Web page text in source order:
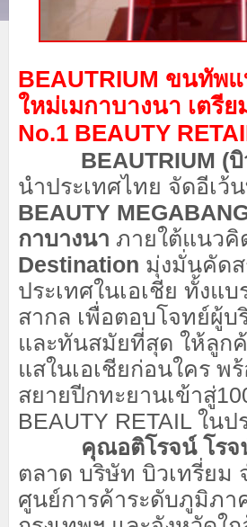
BEAUTRIUM ขนทัพ
ใหม่เมกาบางนา เตรี
No.1 BEAUTY
BEAUTRIUM (บิว
นำประเทศไทย จัดอีเว้
BEAUTY
กาบางนา ภายใต้แนวคิ
Destination มุ่งมั่นคัด
ประเทศในเอเชีย ทั้งแ
สากล เพื่อตอบโจทย์ผู้
และทันสมัยที่สุด ให้ลูก
แสในเอเชียก่อนใคร พ
สยายปีกทะยานเข้าสู่
BEAUTY RETAIL ใน
คุณอติโรจน์ โรจ
ตลาด บริษัท บิวเทรี่ยม
ศูนย์การค้าระดับภูมิภ